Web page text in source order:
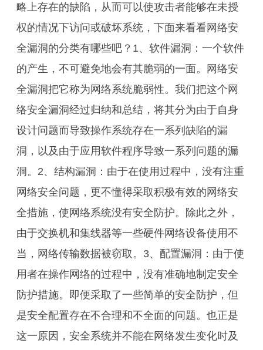
略上存在的缺陷，从而可以使攻击者能够在未授
权的情况下访问或破坏系统，下面来看看网络安
全漏洞的分类有哪些吧？1、软件漏洞：一个软件
的产生，不可避免地会有其脆弱的一面。网络安
全漏洞把它称为网络系统脆弱性。我们把这个网
络安全漏洞经过归纳和总结，将其分为由于自身
设计问题而导致操作系统存在一系列缺陷的漏
洞，以及由于应用软件程序导致一系列问题的漏
洞。2、结构漏洞：由于在使用过程中，没有注重
网络安全问题，更不懂得采取积极有效的网络安
全措施，使网络系统没有安全防护。除此之外，
由于交换机和集线器等一些硬件网络设备使用不
当，网络传输数据被窃取。3、配置漏洞：由于使
用者在操作网络的过程中，没有准确地制定安全
防护措施。即便采取了一些简单的安全防护，但
是安全配置存在不合理和不全面的问题。也正是
这一原因，安全系统并不能在网络发生变化时及